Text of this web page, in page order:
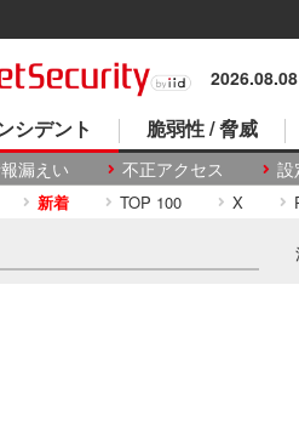
2026.08.08
シデント
漏えい 不正アクセス 設
脆弱性 / 脅威
新着 TOP 100 X